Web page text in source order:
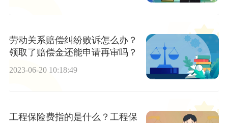
劳动关系赔偿纠纷败诉怎么办？
领取了赔偿金还能申请再审吗？
2023-06-20 10:18:49
工程保险费指的是什么？工程保